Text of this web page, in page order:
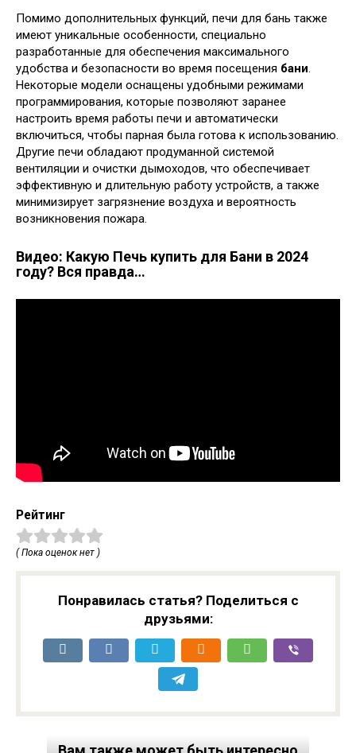
Помимо дополнительных функций, печи для бань также
имеют уникальные особенности, специально
разработанные для обеспечения максимального
удобства и безопасности во время посещения бани.
Некоторые модели оснащены удобными режимами
программирования, которые позволяют заранее
настроить время работы печи и автоматически
включиться, чтобы парная была готова к использованию.
Другие печи обладают продуманной системой
вентиляции и очистки дымоходов, что обеспечивает
эффективную и длительную работу устройств, а также
минимизирует загрязнение воздуха и вероятность
возникновения пожара.
Видео: Какую Печь купить для Бани в 2024
году? Вся правда…
Рейтинг
( Пока оценок нет )
Понравилась статья? Поделиться с
друзьями: